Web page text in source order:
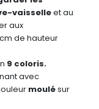
vaisselleet au
aux
de hauteur
9 coloris.
avec
moulésur